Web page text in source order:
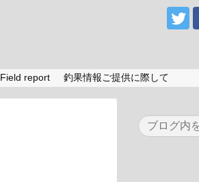
Field report 釣果情報ご提供に際して